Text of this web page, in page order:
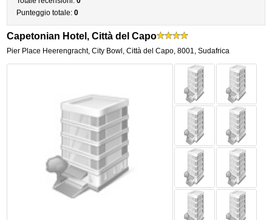
Punteggio totale:0
Capetonian Hotel, Città del Capo
Pier Place Heerengracht,City Bowl, Città del Capo,8001, Sudafrica